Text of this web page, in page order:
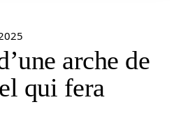
arche de
qui fera